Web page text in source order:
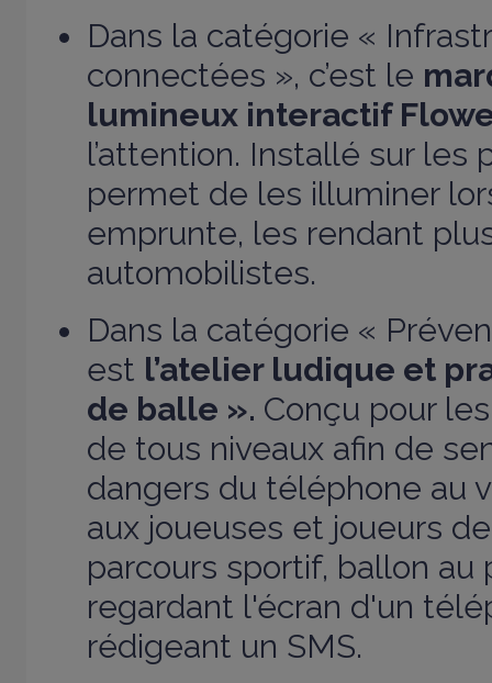
Dans la catégorie «
connectées », c’est le
lumineux interactif
l’attention. Installé sur les
permet de les illuminer
emprunte, les rendant
automobilistes.
Dans la catégorie «
est l’atelier ludique et
de balle ». Conçu pour
de tous niveaux afin de
dangers du téléphone au
aux joueuses et joueurs
parcours sportif, ballon au
regardant l'écran d'un
rédigeant un SMS.